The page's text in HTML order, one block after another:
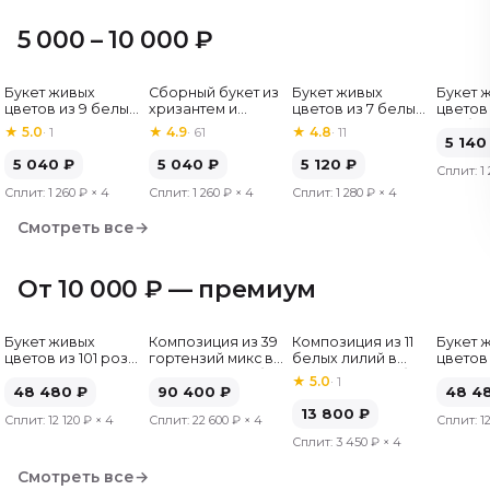
5 000 – 10 000 ₽
Букет живых
цветов из 9 белых
роз, Эквадор, 60
см
★ 5.0· 1
5 040 ₽
Сплит: 1 260 ₽ × 4
Хит
Сборный букет из
хризантем и
альстромерий
★ 4.9· 61
5 040 ₽
Сплит: 1 260 ₽× 4
Букет живых
цветов из 7 белых
хризантем
★4.8·11
5 120 ₽
Сплит:1 280 ₽ × 4
Букет
цветов
5 140
Сплит: 1
Смотреть все→
От 10 000 ₽ — премиум
Букет живых
цветов из 101 розы
см
48 480 ₽
Сплит: 12 120 ₽ × 4
Композиция из 39
гортензий микс в
90 400 ₽
Сплит: 22 600 ₽× 4
Композиция из 11
белых лилий в
шляпной коробке
★5.0·1
13 800 ₽
Сплит:3 450 ₽ × 4
Букет
цветов
см
48
Сплит:
Смотреть все→